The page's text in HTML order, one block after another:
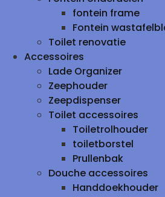
fontein frame
Fontein
Toilet renovatie
Accessoires
Lade Organizer
Zeephouder
Zeepdispenser
Toilet accessoires
Toiletrolhouder
toiletborstel
Prullenbak
Douche accessoires
Handdoekhouder